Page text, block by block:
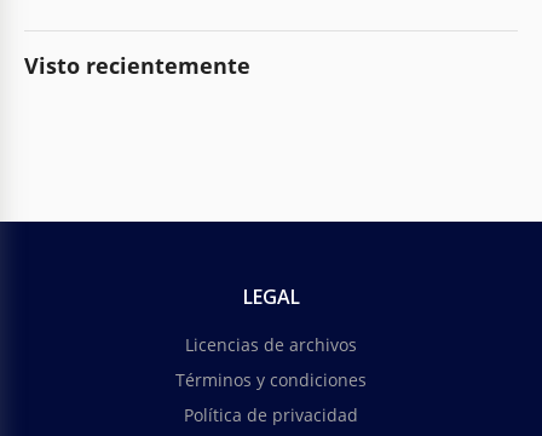
Visto recientemente
LEGAL
Licencias de archivos
Términos y condiciones
Política de privacidad